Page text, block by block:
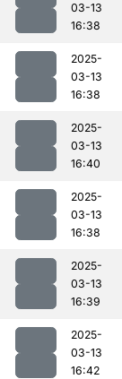
03-13
16:38
2025-
03-13
16:38
2025-
03-13
16:40
2025-
03-13
16:38
2025-
03-13
16:39
2025-
03-13
16:42